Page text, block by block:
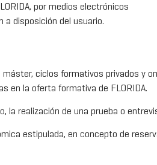
por medios electrónicos
disposición del usuario.
ciclos formativos privados y
en la oferta formativa de FLORIDA.
la realización de una prueba o
estipulada, en concepto de